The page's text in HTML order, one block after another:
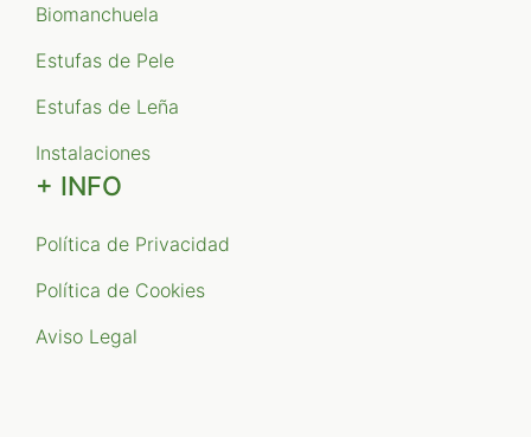
Biomanchuela
Estufas de Pele
Estufas de Leña
Instalaciones
+ INFO
Política de Privacidad
Política de Cookies
Aviso Legal